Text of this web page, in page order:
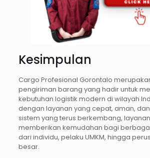
Kesimpulan
Cargo Profesional Gorontalo
pengiriman barang yang hadir untuk
kebutuhan logistik modern di wilayah
dengan layanan yang cepat, aman,
sistem yang terus berkembang,
memberikan kemudahan bagi
dari individu, pelaku UMKM, hingga
besar.